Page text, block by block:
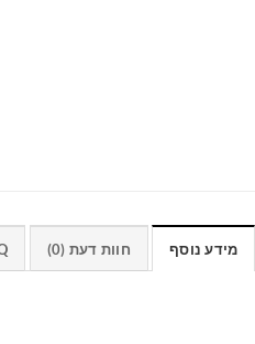
מידע נוסף חוות דעת (0)